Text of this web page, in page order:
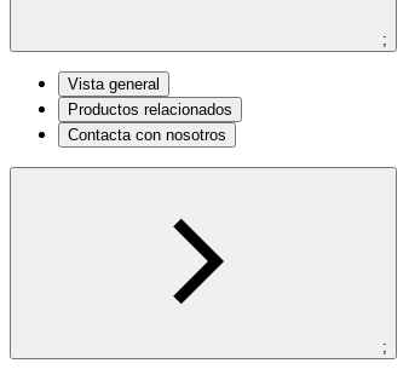
;
Vista general
Productos relacionados
Contacta con nosotros
;